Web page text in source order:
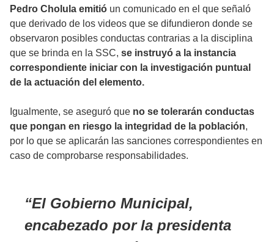
Pedro Cholula emitió un comunicado en el que señaló
que derivado de los videos que se difundieron donde se
observaron posibles conductas contrarias a la disciplina
que se brinda en la SSC, se instruyó a la instancia
correspondiente iniciar con la investigación puntual
de la actuación del elemento.
Igualmente, se aseguró que no se tolerarán conductas
que pongan en riesgo la integridad de la población,
por lo que se aplicarán las sanciones correspondientes en
caso de comprobarse responsabilidades.
El Gobierno Municipal,
encabezado por la presidenta